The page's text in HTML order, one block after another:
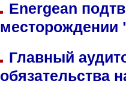
Energean
Главный
обязательства